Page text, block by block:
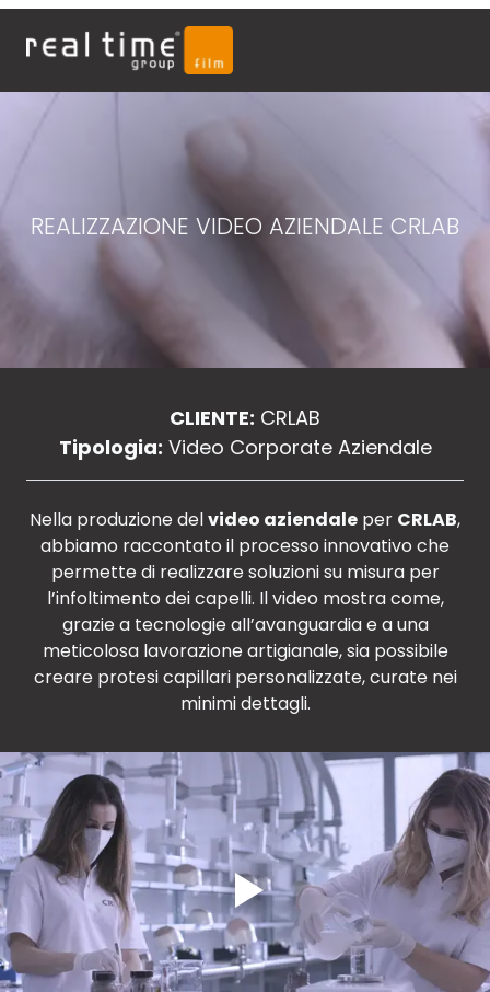
REALIZZAZIONE VIDEO AZIENDALE CRLAB
CLIENTE: CRLAB
Tipologia: Video Corporate Aziendale
Nella produzione delvideo aziendale per CRLAB,
abbiamo raccontato il processo innovativo che
permette di realizzare soluzioni su misura per
l’infoltimento dei capelli. Il video mostra come,
grazie a tecnologie all’avanguardia e a una
meticolosa lavorazione artigianale, sia possibile
creare protesi capillari personalizzate, curate nei
minimi dettagli.